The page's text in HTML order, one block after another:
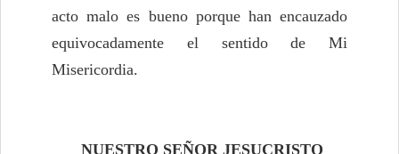
acto malo es bueno porque han encauzado
equivocadamente el sentido de Mi
Misericordia.
NUESTRO SEÑOR JESUCRISTO